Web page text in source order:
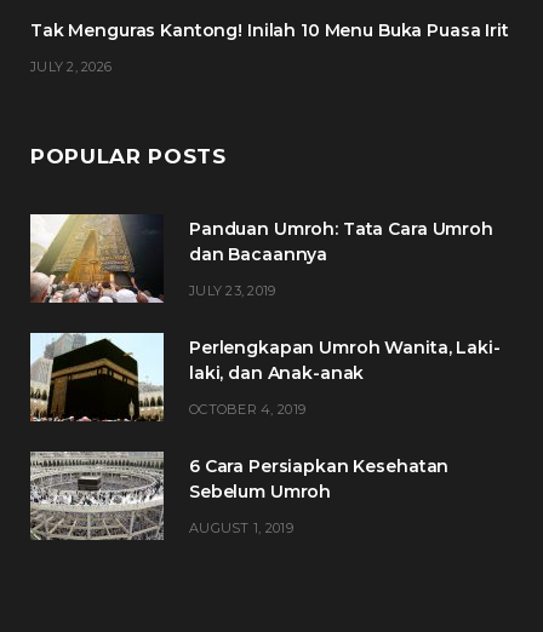
Tak Menguras Kantong! Inilah 10 Menu Buka Puasa Irit
JULY 2, 2026
POPULAR POSTS
Panduan Umroh: Tata Cara Umroh
dan Bacaannya
JULY 23, 2019
Perlengkapan Umroh Wanita, Laki-
laki, dan Anak-anak
OCTOBER 4, 2019
6 Cara Persiapkan Kesehatan
Sebelum Umroh
AUGUST 1, 2019